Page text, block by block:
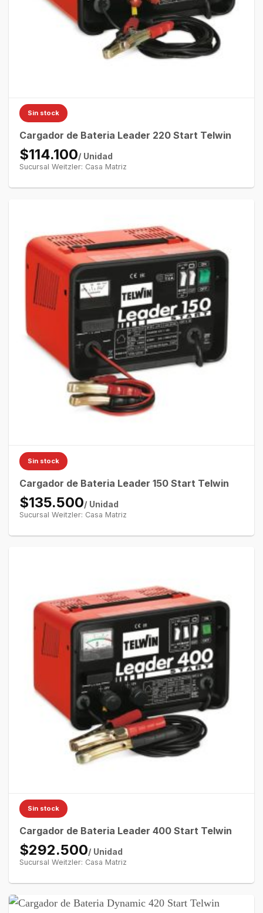
Sin stock
Cargador de Bateria Leader 220 Start Telwin
$114.100/ Unidad
Sucursal Weitzler: Casa Matriz
Sin stock
Cargador de Bateria Leader 150 Start Telwin
$135.500/ Unidad
Sucursal Weitzler: Casa Matriz
Sin stock
Cargador de Bateria Leader 400 Start Telwin
$292.500/ Unidad
Sucursal Weitzler: Casa Matriz